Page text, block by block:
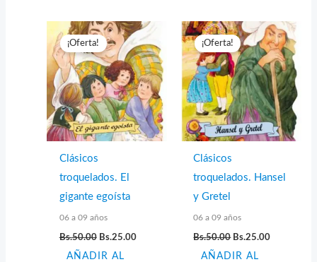
¡Oferta!
Clásicos
troquelados. El
gigante egoísta
06 a 09 años
Bs.50.00 El
original
Bs.25.00El
AÑADIR AL
¡Oferta!
Clásicos
troquelados. Hansel
y Gretel
06 a 09 años
Bs.50.00 El
original
Bs.25.00
AÑADIR AL